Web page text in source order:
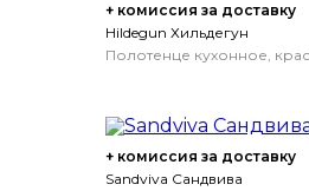
+ комиссия за доставку
Hildegun Хильдегун
Полотенце кухонное,
+ комиссия за доставку
Sandviva Сандвива